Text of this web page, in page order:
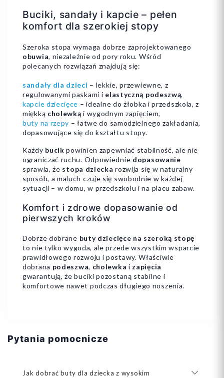
Buciki, sandały i kapcie – pełen
komfort dla szerokiej stopy
Szeroka stopa wymaga dobrze zaprojektowanego
obuwia, niezależnie od pory roku. Wśród
polecanych rozwiązań znajdują się:
sandały dla dzieci – lekkie, przewiewne, z
regulowanymi paskami i elastyczną podeszwą,
kapcie dziecięce – idealne do żłobka i przedszkola, z
miękką cholewką i wygodnym zapięciem,
buty na rzepy – łatwe do samodzielnego zakładania,
dopasowujące się do kształtu stopy.
Każdy bucik powinien zapewniać stabilność, ale nie
ograniczać ruchu. Odpowiednie dopasowanie
sprawia, że stopa dziecka rozwija się w naturalny
sposób, a maluch czuje się swobodnie w każdej
sytuacji – w domu, w przedszkolu i na placu zabaw.
Komfort i zdrowe dopasowanie od
pierwszych kroków
Dobrze dobrane buty dziecięce na szeroką stopę
to nie tylko wygoda, ale przede wszystkim wsparcie
prawidłowego rozwoju i postawy. Właściwie
dobrana podeszwa, cholewka i zapięcia
gwarantują, że buciki pozostaną stabilne i
komfortowe nawet podczas długiego noszenia.
Pytania pomocnicze
Jak dobrać buty dla dziecka z wysokim